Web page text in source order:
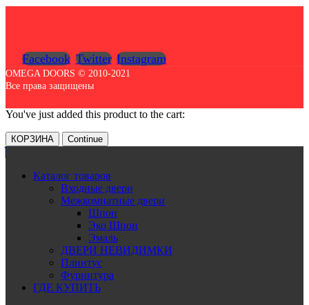
Facebook Twitter Instagram
OMEGA DOORS © 2010-2021
Все права защищены
You've just added this product to the cart:
КОРЗИНА Continue
Каталог товаров
Входные двери
Межкомнатные двери
Шпон
Эко Шпон
Эмаль
ДВЕРИ НЕВИДИМКИ
Плинтус
Фурнитура
ГДЕ КУПИТЬ